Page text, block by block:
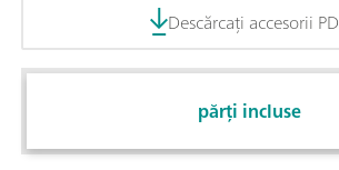
Descărcați accesorii
părți incluse